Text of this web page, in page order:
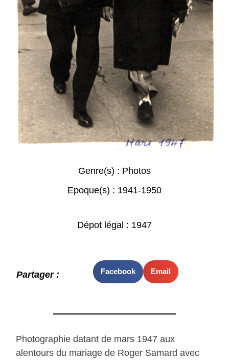
Genre(s) : Photos
Epoque(s) : 1941-1950
Dépot légal : 1947
Partager : Facebook Email
Photographie datant de mars 1947 aux
alentours du mariage de Roger Samard avec